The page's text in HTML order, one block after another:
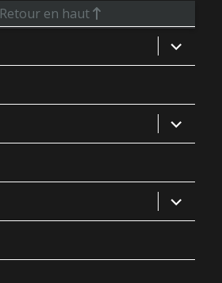
Retour en haut
ouvrir
le
sous-
ouvrir
le
sous-
ouvrir
le
sous-